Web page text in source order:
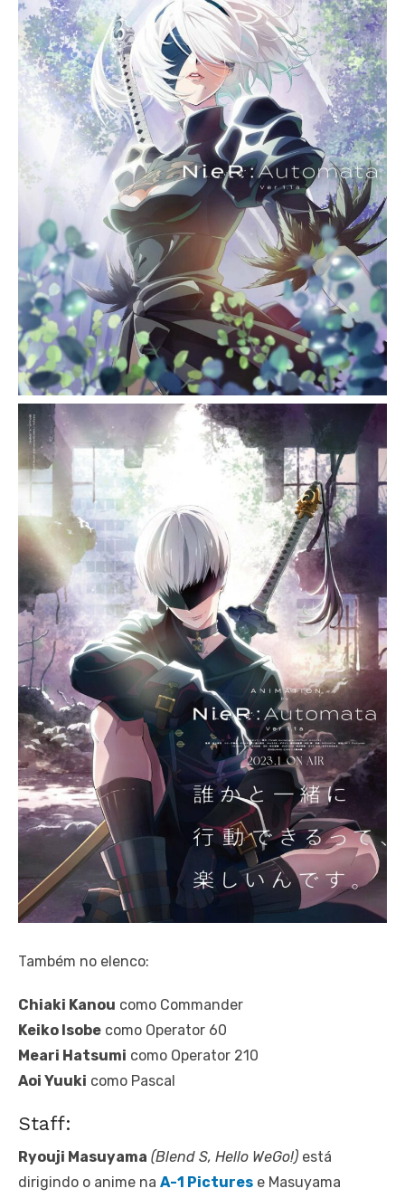
Também no elenco:
Chiaki Kanou como Commander
Keiko Isobe como Operator 60
Meari Hatsumi como Operator 210
Aoi Yuuki como Pascal
Staff:
Ryouji Masuyama (Blend S, Hello WeGo!) está
dirigindo o anime na A-1 Pictures e Masuyama